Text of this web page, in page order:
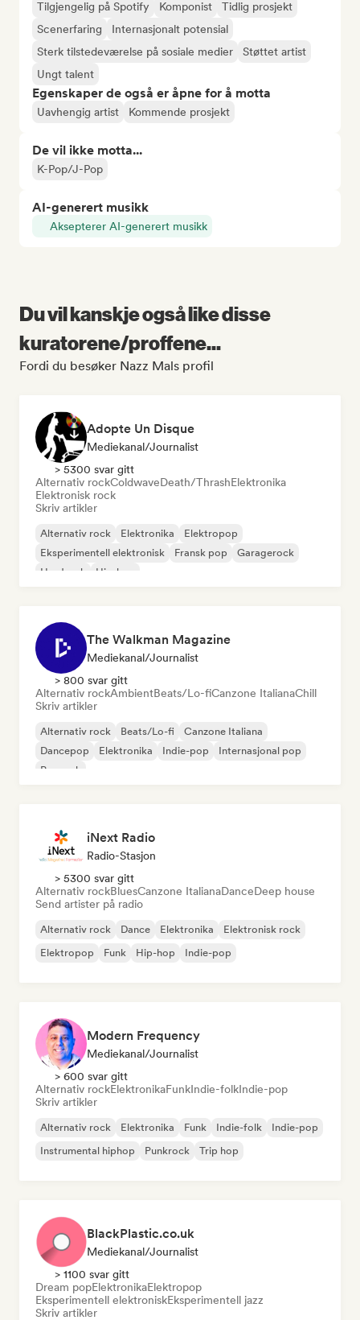
Tilgjengelig på Spotify Komponist
Tidlig prosjekt
Scenerfaring
Internasjonalt potensial
Sterk tilstedeværelse på sosiale medier
Støttet artist
Ungt talent
Egenskaper de også er åpne for å motta
Uavhengig artist Kommende prosjekt
De vil ikke motta...
K-Pop/J-Pop
AI-generert musikk
Aksepterer AI-generert musikk
Du vil kanskje også like disse
kuratorene/proffene...
Fordi du besøker Nazz Mals profil
Adopte Un Disque
Mediekanal/journalist
> 5300 svar gitt
Alternativ rockColdwaveDeath/ThrashElektronika
Elektronisk rock
Skriv artikler
Alternativ rock Elektronika
Elektropop
Eksperimentell elektronisk
Fransk pop
Garagerock
Hardrock
Hip-hop
The Walkman Magazine
Mediekanal/journalist
> 800 svar gitt
Alternativ rockAmbientBeats/Lo-fiCanzone ItalianaChill
Skriv artikler
Alternativ rock Beats/Lo-fi
Canzone Italiana
Dancepop
Elektronika Indie-pop
Internasjonal pop
Poprock
iNext Radio
Radio-Stasjon
> 5300 svar gitt
Alternativ rockBluesCanzone ItalianaDanceDeep house
Send artister på radio
Alternativ rock Dance Elektronika
Elektronisk rock
Elektropop
Funk Hip-hop Indie-pop
Modern Frequency
Mediekanal/journalist
> 600 svar gitt
Alternativ rockElektronikaFunkIndie-folkIndie-pop
Skriv artikler
Alternativ rock Elektronika Funk Indie-folk
Indie-pop
Instrumental hiphop
Punkrock Trip hop
BlackPlastic.co.uk
Mediekanal/journalist
> 1100 svar gitt
Dream popElektronikaElektropop
Eksperimentell elektroniskEksperimentell jazz
Skriv artikler